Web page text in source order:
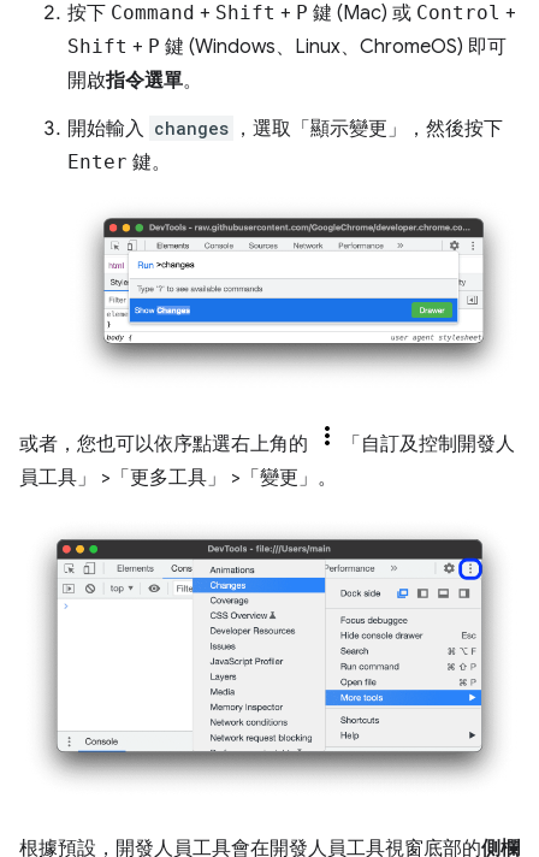
按下 Command + Shift + P 鍵 (Mac) 或 Control +
Shift + P 鍵 (Windows、Linux、ChromeOS) 即可
開啟指令選單。
開始輸入 changes ，選取「顯示變更」 ，然後按下
Enter 鍵。
或者，您也可以依序點選右上角的
「自訂及控制開發人
員工具」
>「更多工具」 >「變更」 。
根據預設，開發人員工具會在開發人員工具視窗底部的側欄